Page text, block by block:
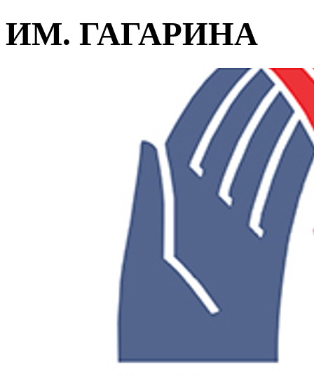
ИМ. ГАГАРИНА